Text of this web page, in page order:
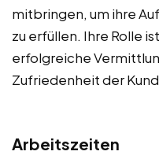
mitbringen, um ihre
zu erfüllen. Ihre Rolle
erfolgreiche
Zufriedenheit der
Arbeitszeiten